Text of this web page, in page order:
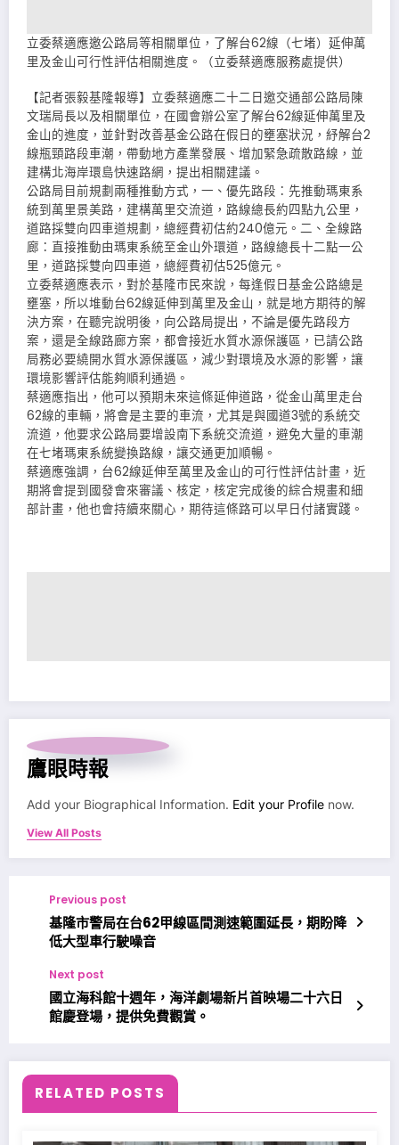
立委蔡適應邀公路局等相關單位，了解台62線（七堵）延伸萬
里及金山可行性評估相關進度。（立委蔡適應服務處提供）
【記者張毅基隆報導】立委蔡適應二十二日邀交通部公路局陳
文瑞局長以及相關單位，在國會辦公室了解台62線延伸萬里及
金山的進度，並針對改善基金公路在假日的壅塞狀況，紓解台2
線瓶頸路段車潮，帶動地方產業發展、增加緊急疏散路線，並
建構北海岸環島快速路網，提出相關建議。
公路局目前規劃兩種推動方式，一、優先路段：先推動瑪東系
統到萬里景美路，建構萬里交流道，路線總長約四點九公里，
道路採雙向四車道規劃，總經費初估約240億元。二、全線路
廊：直接推動由瑪東系統至金山外環道，路線總長十二點一公
里，道路採雙向四車道，總經費初估525億元。
立委蔡適應表示，對於基隆市民來說，每逢假日基金公路總是
壅塞，所以堆動台62線延伸到萬里及金山，就是地方期待的解
決方案，在聽完說明後，向公路局提出，不論是優先路段方
案，還是全線路廊方案，都會接近水質水源保護區，已請公路
局務必要繞開水質水源保護區，減少對環境及水源的影響，讓
環境影響評估能夠順利通過。
蔡適應指出，他可以預期未來這條延伸道路，從金山萬里走台
62線的車輛，將會是主要的車流，尤其是與國道3號的系統交
流道，他要求公路局要增設南下系統交流道，避免大量的車潮
在七堵瑪東系統變換路線，讓交通更加順暢。
蔡適應強調，台62線延伸至萬里及金山的可行性評估計畫，近
期將會提到國發會來審議、核定，核定完成後的綜合規畫和細
部計畫，他也會持續來關心，期待這條路可以早日付諸實踐。
鷹眼時報
Add your Biographical Information. Edit your Profile now.
View All Posts
Previous post
基隆市警局在台62甲線區間測速範圍延長，期盼降
低大型車行駛噪音
Next post
國立海科館十週年，海洋劇場新片首映場二十六日
館慶登場，提供免費觀賞。
RELATED POSTS